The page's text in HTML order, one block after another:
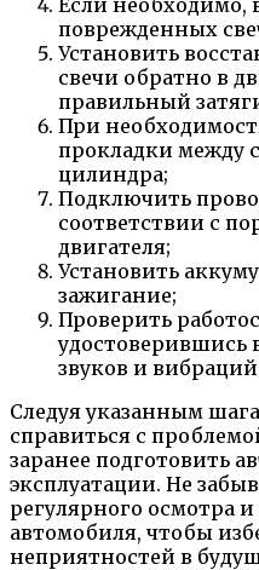
поврежденных
Установить
свечи обратно в
правильный
При
прокладки между
цилиндра;
Подключить
соответствии с
двигателя;
Установить
зажигание;
Проверить
удостоверившись
звуков и
Следуя указанным
справиться с
заранее подготовить
эксплуатации. Не
регулярного осмотра
автомобиля, чтобы
неприятностей в